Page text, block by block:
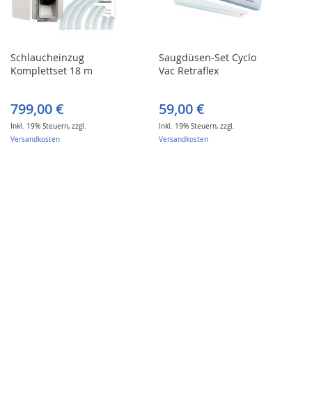
Schlaucheinzug
Komplettset 18 m
799,00 €
Inkl. 19% Steuern, zzgl.
Versandkosten
Saugdüsen-Set Cyclo
Vac Retraflex
59,00 €
Inkl. 19% Steuern,zzgl.
Versandkosten